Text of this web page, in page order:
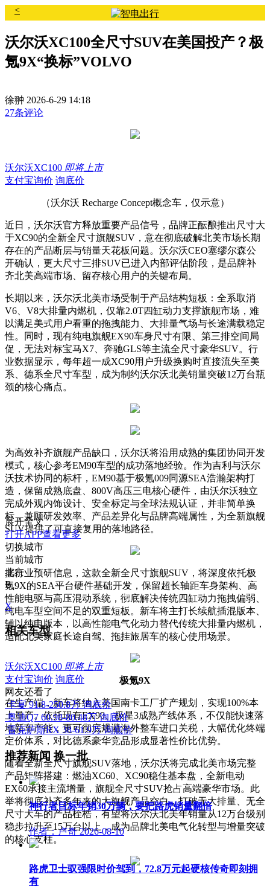
<
沃尔沃XC100全尺寸SUV在美国投产？极
氪9X“换标”VOLVO
徐翀 2026-6-29 14:18
27条评论
沃尔沃XC100 即将上市
支付宝询价 询底价
（沃尔沃 Recharge Concept概念车，仅示意）
近日，沃尔沃官方释放重要产品信号，品牌正酝酿推出尺寸大
于XC90的全新全尺寸旗舰SUV，意在彻底破解北美市场长期
存在的产品断层与销量天花板问题。沃尔沃CEO塞缪尔森公
开确认，更大尺寸三排SUV已进入内部评估阶段，是品牌补
齐北美高端市场、留存核心用户的关键布局。
长期以来，沃尔沃北美市场受制于产品结构短板：全系取消
V6、V8大排量内燃机，仅靠2.0T四缸动力支撑旗舰市场，难
以满足美式用户看重的拖拽能力、大排量气场与长途满载稳定
性。同时，现有纯电旗舰EX90车身尺寸有限、第三排空间局
促，无法对标宝马X7、奔驰GLS等主流全尺寸豪华SUV。行
业数据显示，每年超一成XC90用户升级换购时直接流失至美
系、德系全尺寸车型，成为制约沃尔沃北美销量突破12万台瓶
颈的核心痛点。
为高效补齐旗舰产品缺口，沃尔沃将沿用成熟的集团协同开发
模式，核心参考EM90车型的成功落地经验。作为吉利与沃尔
沃技术协同的标杆，EM90基于极氪009同源SEA浩瀚架构打
造，保留成熟底盘、800V高压三电核心硬件，由沃尔沃独立
完成外观内饰设计、安全标定与全球法规认证，并非简单换
标，兼顾研发效率、产品差异化与品牌高端属性，为全新旗舰
SUV提供了可直接复用的落地路径。
据行业预研信息，这款全新全尺寸旗舰SUV，将深度依托极
氪9X的SEA平台硬件基础开发，保留超长轴距车身架构、高
性能电驱与高压混动系统，彻底解决传统四缸动力拖拽偏弱、
纯电车型空间不足的双重短板。新车将主打长续航插混版本、
辅以纯电版本，以高性能电气化动力替代传统大排量内燃机，
适配北美家庭长途自驾、拖挂旅居车的核心使用场景。
极氪9X
在生产端，新车将纳入美国南卡工厂扩产规划，实现100%本
土量产。依托现有EX90、极星3成熟产线体系，不仅能快速落
地新车产能，更可彻底规避海外整车进口关税，大幅优化终端
定价体系，对比德系豪华竞品形成显著性价比优势。
随着全新全尺寸旗舰SUV落地，沃尔沃将完成北美市场完整
产品矩阵搭建：燃油XC60、XC90稳住基本盘，全新电动
EX60承接主流增量，旗舰全尺寸SUV抢占高端豪华市场。此
举将彻底补齐多年来的大旗舰产品空白，打破无大排量、无全
尺寸大车的产品桎梏，有望将沃尔沃北美年销量从12万台级别
稳步拉升至15万台以上，成为品牌北美电气化转型与增量突破
的核心支柱。
展开全文
打开APP查看更多
切换城市
当前城市
北京
B
X
相关车型
沃尔沃XC100 即将上市
支付宝询价 询底价
网友还看了
卡宴 91.8-250.8万 询底价
奥迪Q7 60.98-80.48万 询底价
雷克萨斯RX 38-61.9万 询底价
推荐新闻 换一批
神行者目标年销30万辆，要把路虎销量翻倍
作者：卢奇 2026-08-10
路虎卫士驭强限时价驾到，72.8万元起硬核传奇即刻拥
有